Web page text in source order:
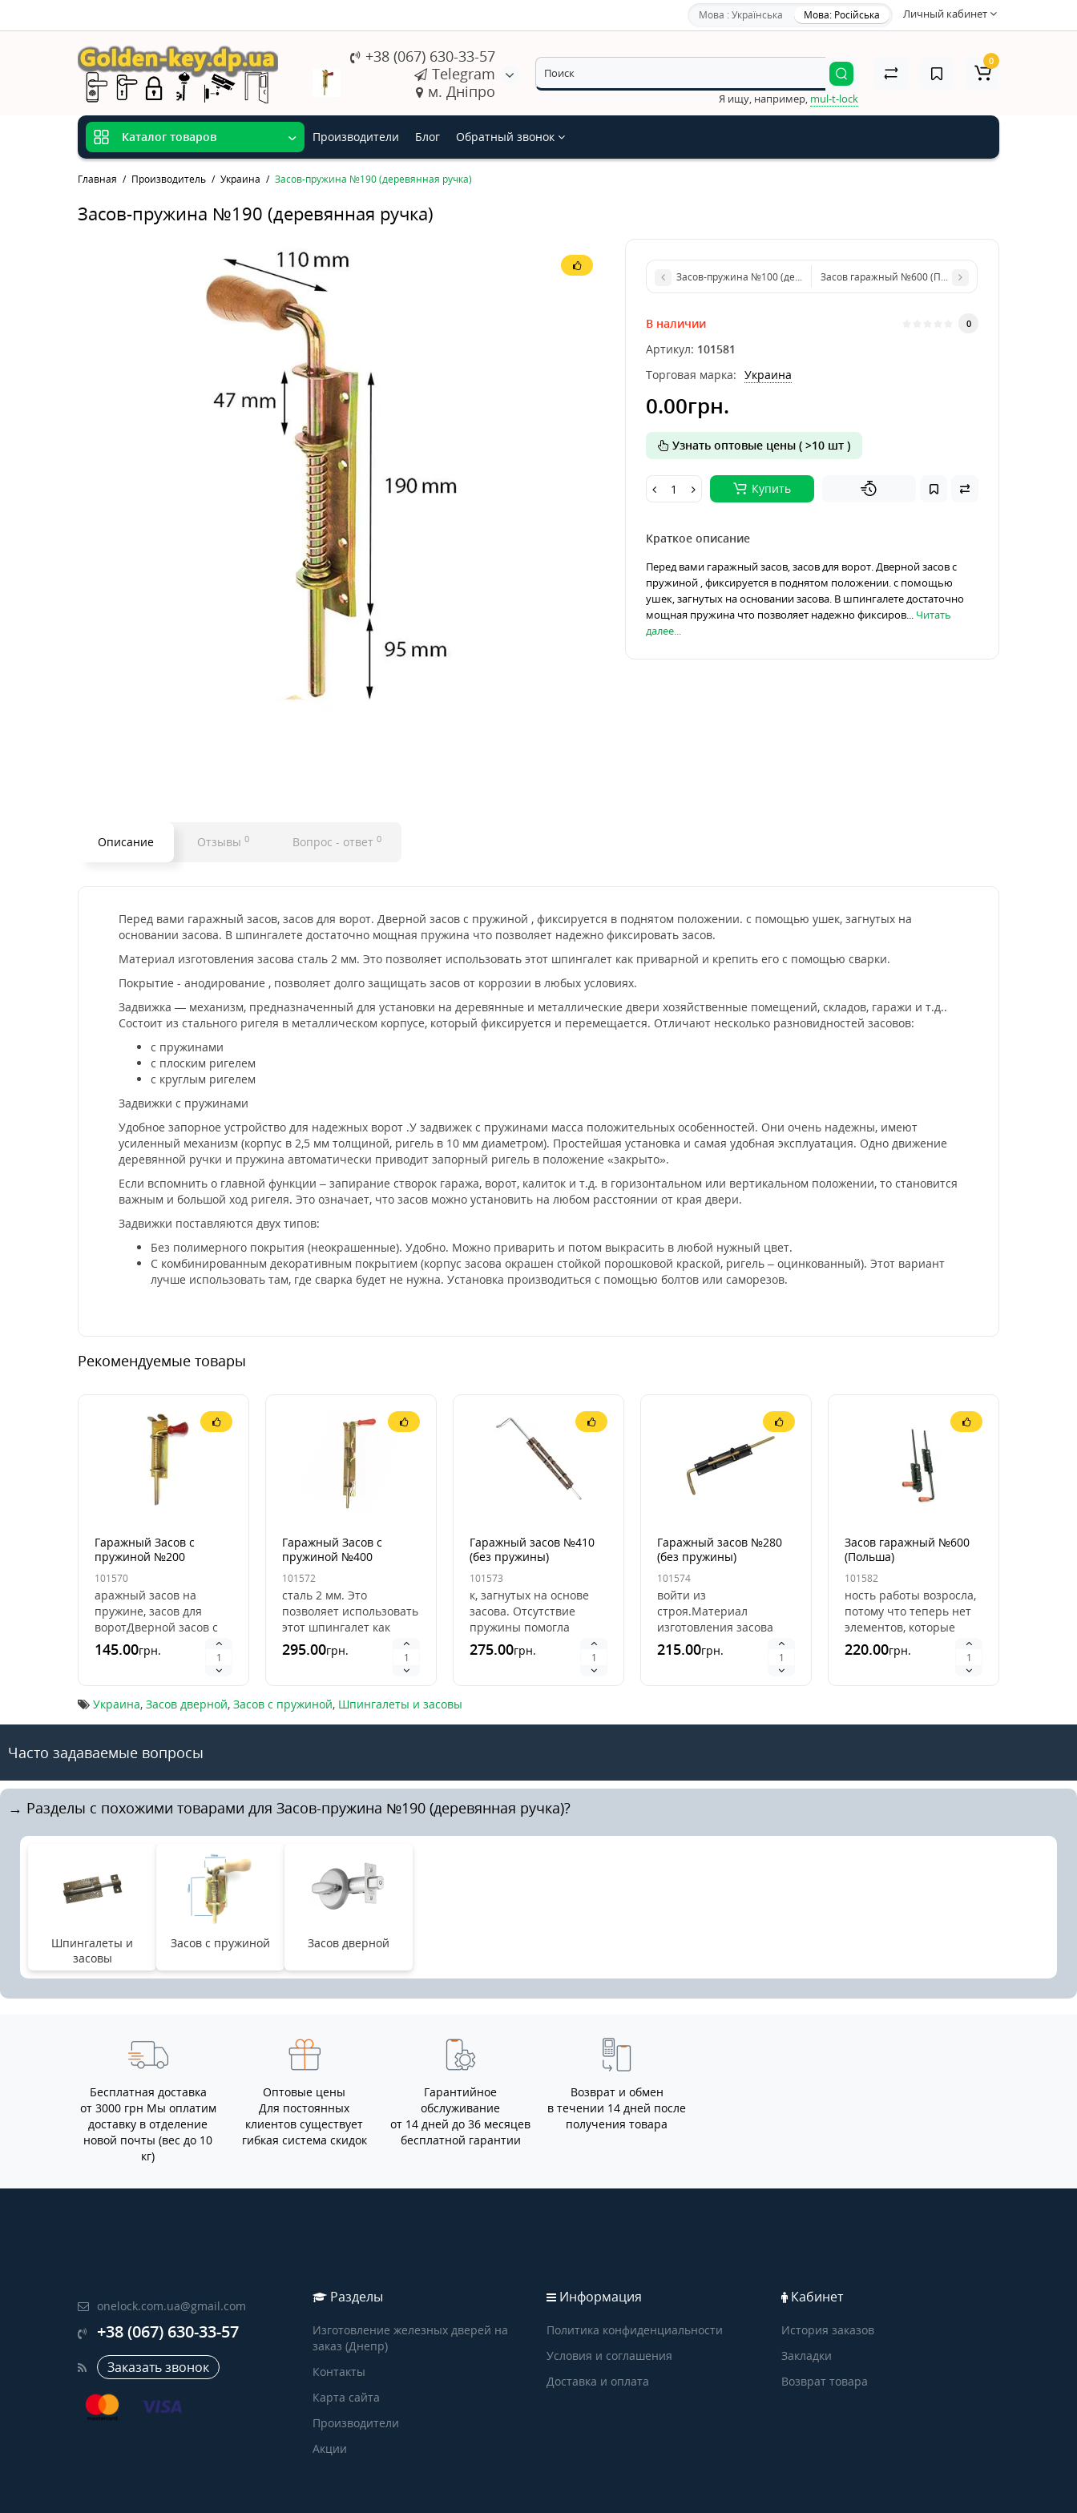
Личный кабинет
Мова : Українська Мова: Російська
+38 (067) 630-33-57
Telegram
м. Дніпро
Я ищу, например, mul-t-lock
0
Каталог товаров Производители Блог Обратный звонок
Главная Производитель Украина Засов-пружина №190 (деревянная ручка)
Засов-пружина №190 (деревянная ручка)
Засов-пружина №100 (деревянная ручка)Засов гаражный №600 (Польша)
В наличии 0
Артикул: 101581
Торговая марка: Украина
0.00грн.
Узнать оптовые цены ( >10 шт )
Купить
Краткое описание
Перед вами гаражный засов, засов для ворот. Дверной засов с
пружиной , фиксируется в поднятом положении. с помощью
ушек, загнутых на основании засова. В шпингалете достаточно
мощная пружина что позволяет надежно фиксиров... Читать
далее...
Описание Отзывы 0 Вопрос - ответ 0
Перед вами гаражный засов, засов для ворот. Дверной засов с пружиной , фиксируется в поднятом положении. с помощью ушек, загнутых на
основании засова. В шпингалете достаточно мощная пружина что позволяет надежно фиксировать засов.
Материал изготовления засова сталь 2 мм. Это позволяет использовать этот шпингалет как приварной и крепить его с помощью сварки.
Покрытие - анодирование , позволяет долго защищать засов от коррозии в любых условиях.
Задвижка — механизм, предназначенный для установки на деревянные и металлические двери хозяйственные помещений, складов, гаражи и т.д..
Состоит из стального ригеля в металлическом корпусе, который фиксируется и перемещается. Отличают несколько разновидностей засовов:
с пружинами
с плоским ригелем
с круглым ригелем
Задвижки с пружинами
Удобное запорное устройство для надежных ворот .У задвижек с пружинами масса положительных особенностей. Они очень надежны, имеют
усиленный механизм (корпус в 2,5 мм толщиной, ригель в 10 мм диаметром). Простейшая установка и самая удобная эксплуатация. Одно движение
деревянной ручки и пружина автоматически приводит запорный ригель в положение «закрыто».
Если вспомнить о главной функции – запирание створок гаража, ворот, калиток и т.д. в горизонтальном или вертикальном положении, то становится
важным и большой ход ригеля. Это означает, что засов можно установить на любом расстоянии от края двери.
Задвижки поставляются двух типов:
Без полимерного покрытия (неокрашенные). Удобно. Можно приварить и потом выкрасить в любой нужный цвет.
С комбинированным декоративным покрытием (корпус засова окрашен стойкой порошковой краской, ригель – оцинкованный). Этот вариант
лучше использовать там, где сварка будет не нужна. Установка производиться с помощью болтов или саморезов.
Рекомендуемые товары
Гаражный Засов с
пружиной №200
(красная ручка)
101570
аражный засов на
пружине, засов для
воротДверной засов с
пружиной , фиксируется
в поднятом положении.
145.00грн.
Гаражный Засов с
пружиной №400
(красная ручка)
101572
сталь 2 мм. Это
позволяет использовать
этот шпингалет как
приварной и крепить
его с помощью
295.00грн.
Гаражный засов №410
(без пружины)
101573
к, загнутых на основе
засова. Отсутствие
пружины помогла
сделать засов длиннее,
надежность работы
возросла, потому что т..
275.00грн.
Гаражный засов №280
(без пружины)
101574
войти из
строя.Материал
изготовления засова
сталь 2 мм. Это
позволяет использовать
215.00грн.
Засов гаражный №600
(Польша)
101582
ность работы возросла,
потому что теперь нет
элементов, которые
могут войти из
строя.Материал
220.00грн.
Украина, Засов дверной, Засов с пружиной, Шпингалеты и засовы
Часто задаваемые вопросы
→ Разделы с похожими товарами для Засов-пружина №190 (деревянная ручка)?
Шпингалеты и
засовы
Засов с пружиной Засов дверной
Бесплатная доставка
от 3000 грн Мы оплатим
доставку в отделение
новой почты (вес до 10
кг)
Оптовые цены
Для постоянных
клиентов существует
гибкая система скидок
Гарантийное
обслуживание
от 14 дней до 36 месяцев
бесплатной гарантии
Возврат и обмен
в течении 14 дней после
получения товара
onelock.com.ua@gmail.com
+38 (067) 630-33-57
Заказать звонок
Разделы
Изготовление железных дверей на
заказ (Днепр)
Контакты
Карта сайта
Производители
Акции
Информация
Политика конфиденциальности
Условия и соглашения
Доставка и оплата
Кабинет
История заказов
Закладки
Возврат товара